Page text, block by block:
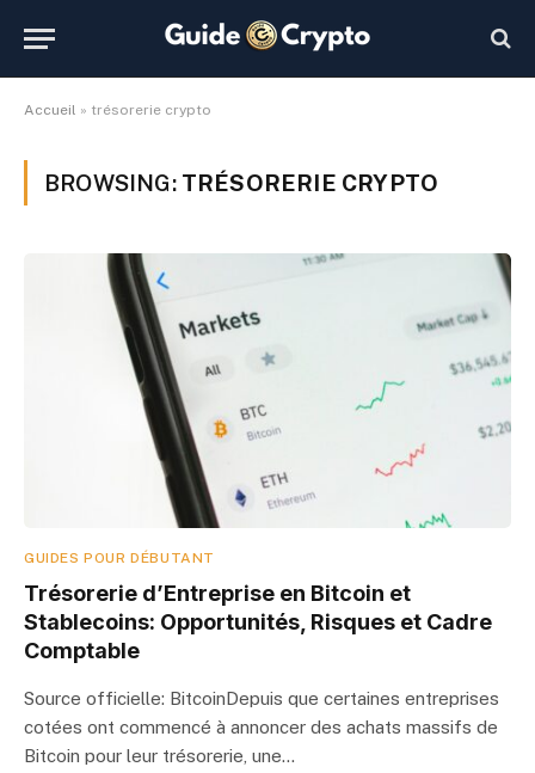
Accueil » trésorerie crypto
BROWSING: TRÉSORERIE CRYPTO
GUIDES POUR DÉBUTANT
Trésorerie d’Entreprise en Bitcoin et
Stablecoins: Opportunités, Risques et Cadre
Comptable
Source officielle: BitcoinDepuis que certaines entreprises
cotées ont commencé à annoncer des achats massifs de
Bitcoin pour leur trésorerie, une…